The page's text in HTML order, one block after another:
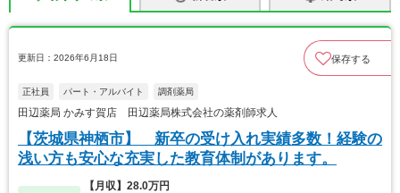
更新日：2026年6月18日 保存する
正社員 パート・アルバイト 調剤薬局
田辺薬局 かみす賀店 田辺薬局株式会社の薬剤師求人
【茨城県神栖市】 新卒の受け入れ実績多数！経験の
浅い方も安心な充実した教育体制があります。
【月収】28.0万円